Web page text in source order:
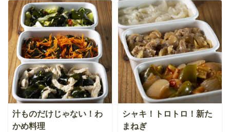
汁ものだけじゃない！わ
かめ料理
シャキ！トロトロ！新た
まねぎ